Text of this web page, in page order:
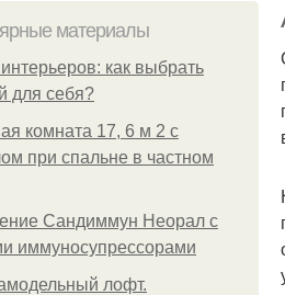
материалы
как выбрать
для себя?
комната 17, 6 м 2 с
при спальне в частном
Сандиммун Неорал с
иммуносупрессорами
лофт.